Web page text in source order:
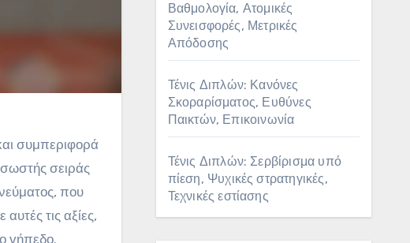
συμπεριφορά
σωστής σειράς
που
τις αξίες,
γήπεδο.
Βαθμολογία, Ατομικές
Συνεισφορές, Μετρικές
Απόδοσης
Τένις Διπλών: Κανόνες
Σκοραρίσματος, Ευθύνες
Παικτών, Επικοινωνία
Τένις Διπλών: Σερβίρισμα υπό
πίεση, Ψυχικές στρατηγικές,
Τεχνικές εστίασης